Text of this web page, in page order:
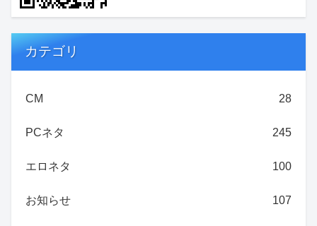
カテゴリ
CM 28
PCネタ 245
エロネタ 100
お知らせ 107